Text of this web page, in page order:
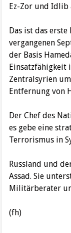
Ez-Zor und Idlib
Das ist das
vergangenen
der Basis
Einsatzfähigkeit
Zentralsyrien
Entfernung von
Der Chef des
es gebe eine
Terrorismus in
Russland und
Assad. Sie
Militärberater
(fh)